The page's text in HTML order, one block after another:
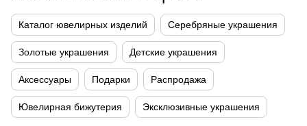
Каталог ювелирных изделий Серебряные украшения
Золотые украшения Детские украшения
Аксессуары Подарки Распродажа
Ювелирная бижутерия Эксклюзивные украшения